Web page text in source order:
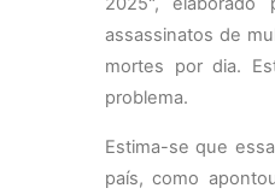
assassinatos de
mortes por dia.
problema.
Estima-se que
país, como